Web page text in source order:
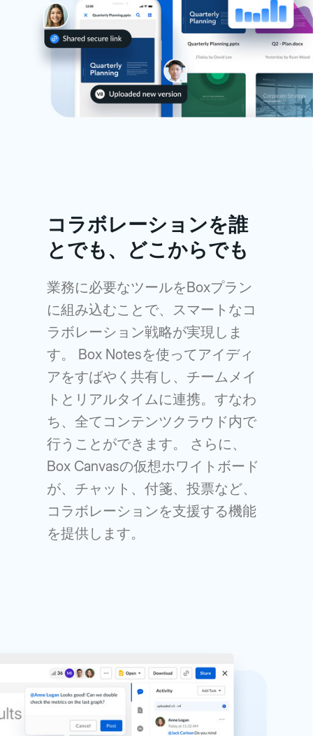
コラボレーションを誰
とでも、どこからでも
業務に必要なツールをBoxプラン
に組み込むことで、スマートなコ
ラボレーション戦略が実現しま
す。 Box Notesを使ってアイディ
アをすばやく共有し、チームメイ
トとリアルタイムに連携。すなわ
ち、全てコンテンツクラウド内で
行うことができます。 さらに、
Box Canvasの仮想ホワイトボード
が、チャット、付箋、投票など、
コラボレーションを支援する機能
を提供します。